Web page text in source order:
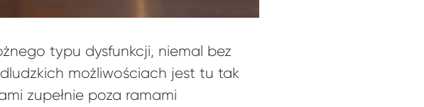
typu dysfunkcji, niemal bez
możliwościach jest tu tak
zupełnie poza ramami